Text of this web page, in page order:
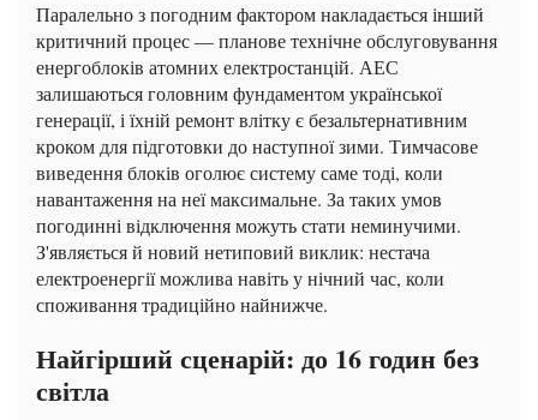
Паралельно з погодним фактором накладається інший
критичний процес — планове технічне обслуговування
енергоблоків атомних електростанцій. АЕС
залишаються головним фундаментом української
генерації, і їхній ремонт влітку є безальтернативним
кроком для підготовки до наступної зими. Тимчасове
виведення блоків оголює систему саме тоді, коли
навантаження на неї максимальне. За таких умов
погодинні відключення можуть стати неминучими.
З'являється й новий нетиповий виклик: нестача
електроенергії можлива навіть у нічний час, коли
споживання традиційно найнижче.
Найгірший сценарій: до 16 годин без
світла